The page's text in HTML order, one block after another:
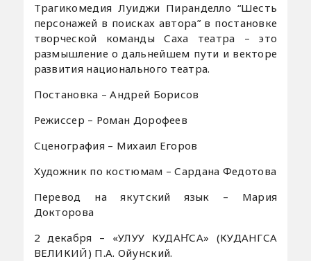
Трагикомедия Луиджи Пиранделло “Шесть
персонажей в поисках автора” в постановке
творческой команды Саха театра – это
размышление о дальнейшем пути и векторе
развития национального театра.
Постановка – Андрей Борисов
Режиссер – Роман Дорофеев
Сценография – Михаил Егоров
Художник по костюмам – Сардана Федотова
Перевод на якутский язык – Мария
Докторова
2 декабря – «УЛУУ КУДАҤСА» (КУДАНГСА
ВЕЛИКИЙ) П.А. Ойунский.